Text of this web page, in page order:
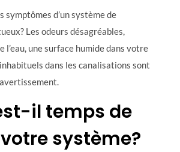
symptômes d’un système de
Les odeurs désagréables,
l’eau, une surface humide dans votre
dans les canalisations sont
il temps de
système?